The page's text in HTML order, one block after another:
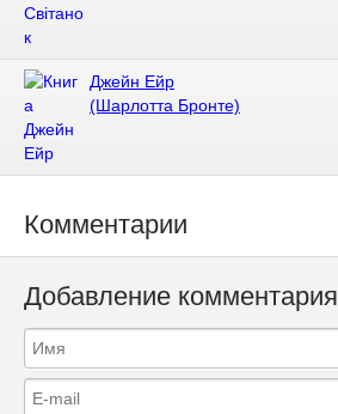
Джейн Ейр
(Шарлотта Бронте)
Комментарии
Добавление комментария